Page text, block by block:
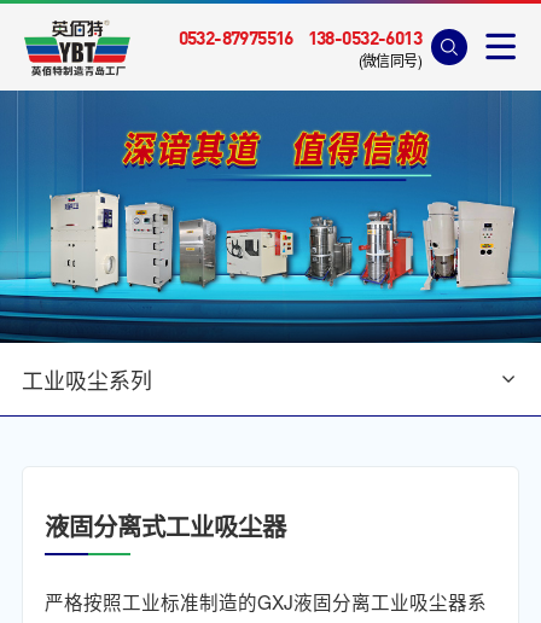
0532-87975516 138-0532-6013
(微信同号)
工业吸尘系列
工业吸尘系列
液固分离式工业吸尘器
严格按照工业标准制造的GXJ液固分离工业吸尘器系